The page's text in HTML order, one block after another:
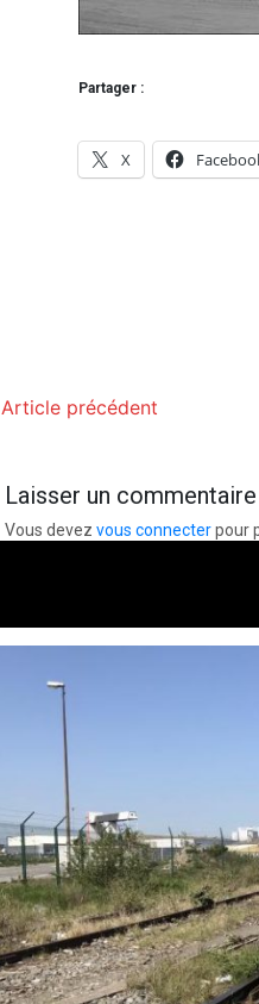
Partager :
X
Article précédent
Laisser un commentaire
Vous devez vous connecterpour
Éthique
Accès
parPhilippe BLET